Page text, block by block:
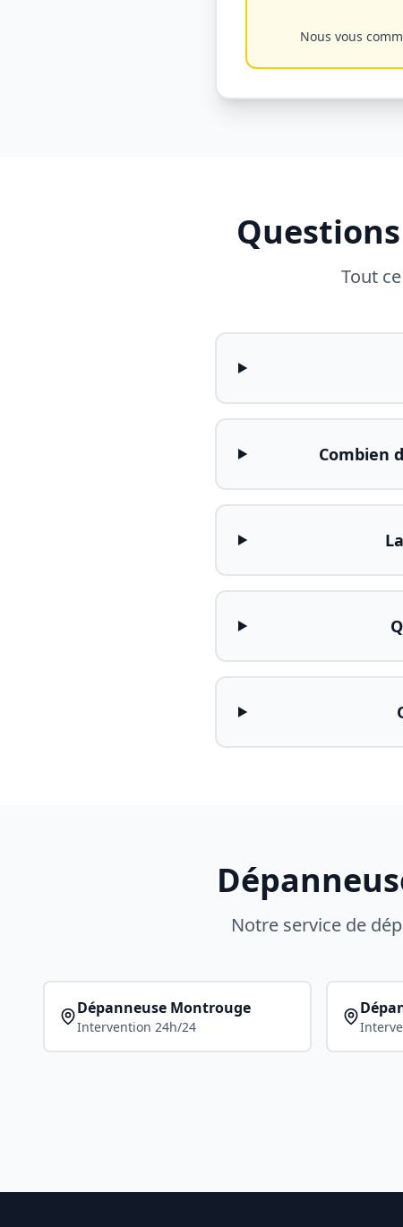
Nous vous
Tout
Combien
Notre service de
Dépanneuse Montrouge
Intervention 24h/24